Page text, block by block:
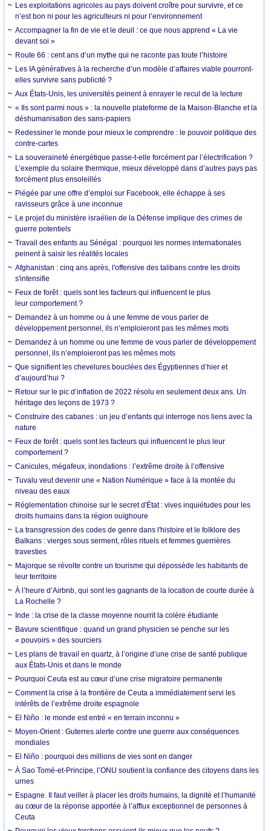
Les exploitations agricoles au pays doivent croître pour survivre, et ce
n’est bon ni pour les agriculteurs ni pour l’environnement
Accompagner la fin de vie et le deuil : ce que nous apprend « La vie
devant soi »
Route 66 : cent ans d’un mythe qui ne raconte pas toute l’histoire
Les IA génératives à la recherche d’un modèle d’affaires viable pourront-
elles survivre sans publicité ?
Aux États-Unis, les universités peinent à enrayer le recul de la lecture
« Ils sont parmi nous » : la nouvelle plateforme de la Maison-Blanche et la
déshumanisation des sans-papiers
Redessiner le monde pour mieux le comprendre : le pouvoir politique des
contre-cartes
La souveraineté énergétique passe-t-elle forcément par l’électrification ?
L’exemple du solaire thermique, mieux développé dans d’autres pays pas
forcément plus ensoleillés
Piégée par une offre d’emploi sur Facebook, elle échappe à ses
ravisseurs grâce à une inconnue
Le projet du ministère israélien de la Défense implique des crimes de
guerre potentiels
Travail des enfants au Sénégal : pourquoi les normes internationales
peinent à saisir les réalités locales
Afghanistan : cinq ans après, l'offensive des talibans contre les droits
s'intensifie
Feux de forêt : quels sont les facteurs qui influencent le plus
leur comportement ?
Demandez à un homme ou à une femme de vous parler de
développement personnel, ils n’emploieront pas les mêmes mots
Demandez à un homme ou une femme de vous parler de développement
personnel, ils n’emploieront pas les mêmes mots
Que signifient les chevelures bouclées des Égyptiennes d’hier et
d’aujourd’hui ?
Retour sur le pic d’inflation de 2022 résolu en seulement deux ans. Un
héritage des leçons de 1973 ?
Construire des cabanes : un jeu d’enfants qui interroge nos liens avec la
nature
Feux de forêt : quels sont les facteurs qui influencent le plus leur
comportement ?
Canicules, mégafeux, inondations : l’extrême droite à l’offensive
Tuvalu veut devenir une « Nation Numérique » face à la montée du
niveau des eaux
Réglementation chinoise sur le secret d'État : vives inquiétudes pour les
droits humains dans la région ouïghoure
La transgression des codes de genre dans l'histoire et le folklore des
Balkans : vierges sous serment, rôles rituels et femmes guerrières
travesties
Majorque se révolte contre un tourisme qui dépossède les habitants de
leur territoire
À l’heure d’Airbnb, qui sont les gagnants de la location de courte durée à
La Rochelle ?
Inde : la crise de la classe moyenne nourrit la colère étudiante
Bavure scientifique : quand un grand physicien se penche sur les
« pouvoirs » des sourciers
Les plans de travail en quartz, à l’origine d’une crise de santé publique
aux États-Unis et dans le monde
Pourquoi Ceuta est au cœur d’une crise migratoire permanente
Comment la crise à la frontière de Ceuta a immédiatement servi les
intérêts de l’extrême droite espagnole
El Niño : le monde est entré « en terrain inconnu »
Moyen-Orient : Guterres alerte contre une guerre aux conséquences
mondiales
El Niño : pourquoi des millions de vies sont en danger
À Sao Tomé-et-Principe, l’ONU soutient la confiance des citoyens dans les
urnes
Espagne. Il faut veiller à placer les droits humains, la dignité et l’humanité
au cœur de la réponse apportée à l’afflux exceptionnel de personnes à
Ceuta